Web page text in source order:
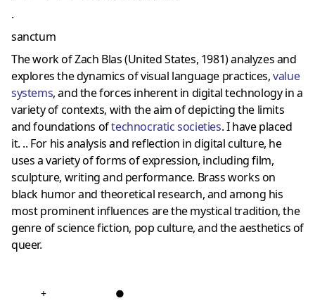
.
sanctum
The work of Zach Blas (United States, 1981) analyzes and
explores the dynamics of visual language practices,value
systems, and the forces inherent in digital technology in a
variety of contexts, with the aim of depicting the limits
and foundations oftechnocratic societies.I have placed
it. .. For his analysis and reflection in digital culture, he
uses a variety of forms of expression, including film,
sculpture, writing and performance. Brass works on
black humor and theoretical research, and among his
most prominent influences are the mystical tradition, the
genre of science fiction, pop culture, and the aesthetics of
queer.
+ ●